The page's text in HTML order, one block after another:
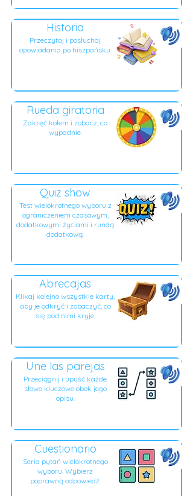
Historia
Przeczytaj i posłuchaj
opowiadania po hiszpańsku.
Rueda giratoria
Zakręć kołem i zobacz, co
wypadnie.
Quiz show
Test wielokrotnego wyboru z
ograniczeniem czasowym,
dodatkowymi życiami i rundą
dodatkową.
Abrecajas
Klikaj kolejno wszystkie karty,
aby je odkryć i zobaczyć, co
się pod nimi kryje.
Une las parejas
Przeciągnij i upuść każde
słowo kluczowe obok jego
opisu.
Cuestionario
Seria pytań wielokrotnego
wyboru. Wybierz
poprawną odpowiedź.